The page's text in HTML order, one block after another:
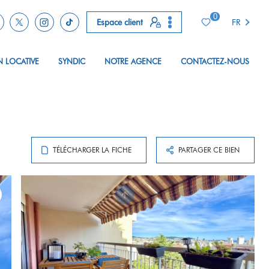
Espace client
0
FR
LOCATIVE SYNDIC NOTRE AGENCE CONTACTEZ-NOUS
TÉLÉCHARGER LA FICHE PARTAGER CE BIEN